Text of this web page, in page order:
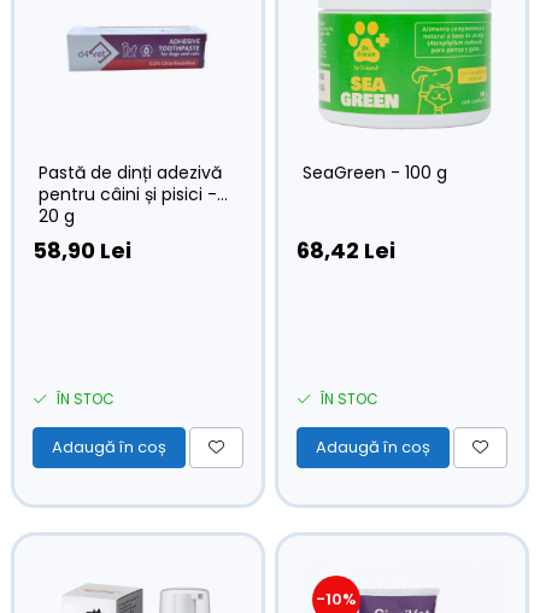
Pastă de dinți adezivă
pentru câini și pisici -
20 g
58,90 Lei
ÎN STOC
Adaugă în coș
SeaGreen - 100 g
68,42 Lei
ÎN STOC
Adaugă în coș
-10%